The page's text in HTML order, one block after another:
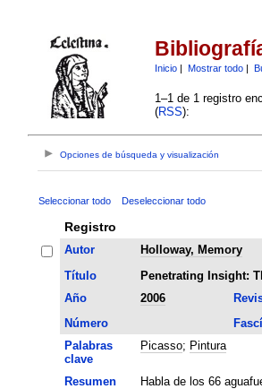
Inicio| Mostrar todo|
1–1 de 1 registro
(RSS):
Opciones de búsqueda y visualización
Seleccionar todo Deseleccionar todo
Registro
Autor
Holloway, Memory
Título
Penetrating Insight:
Año
2006
Número
Palabras
clave
Picasso; Pintura
Resumen
Habla de los 66